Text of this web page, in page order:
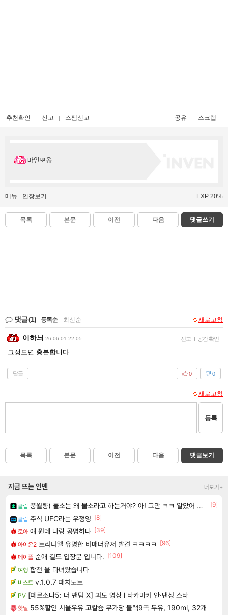
추천확인 신고 스팸신고 공유 스크랩
마인뽀옹
메뉴 인장보기 EXP 20%
목록 본문 이전 다음 댓글쓰기
댓글(1) 등록순 최신순 새로고침
이하늬 26-06-01 22:05 신고 | 공감 확인
그정도면 충분합니다
답글 0
0
새로고침
등록
목록 본문 이전 다음 댓글보기
지금 뜨는 인벤 더보기+
클립 풍월량) 물소는 왜 물소라고 하는거야? 아! 그만 ㅋㅋ 알았어 ㅋㅋ
[9]
클립 주식 UFC라는 우정잉 [8]
로아 얘 뭔데 나랑 공명하냐 [39]
아이온2 트리니엘 유명한 비매너유저 발견 ㅋㅋㅋㅋ
[96]
메이플 순애 길드 입장문 입니다. [109]
여행 합천 을 다녀왔습니다
비스트 v.1.0.7 패치노트
PV [페르소나5: 더 팬텀 X] 괴도 영상 l 타카마키 안·댄싱 스타
핫딜 55%할인 서울우유 고칼슘 무가당 블랙9곡 두유, 190ml, 32개